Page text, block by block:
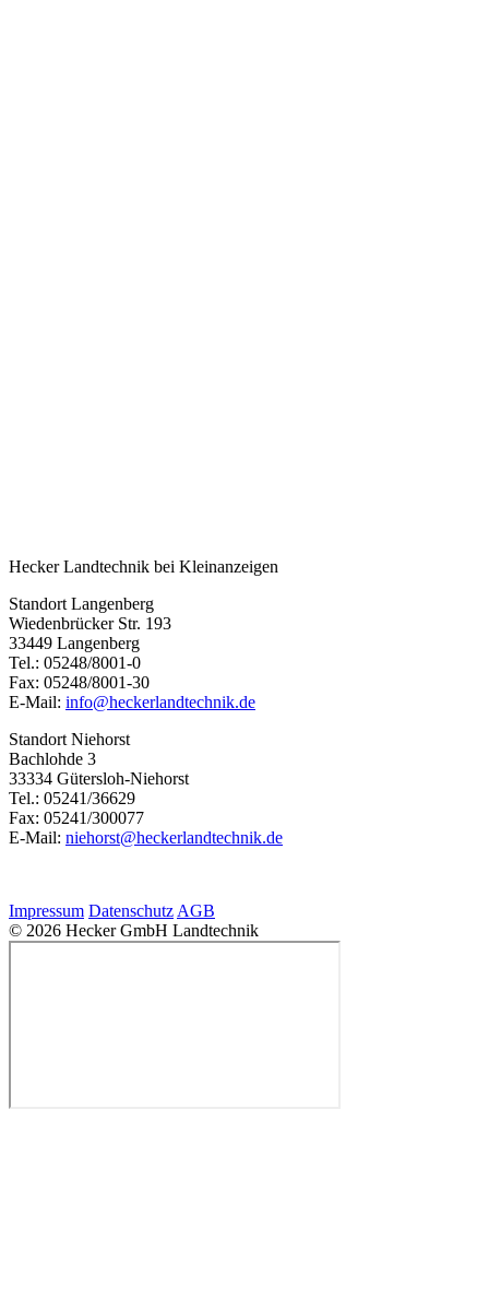
Hecker Landtechnik bei Kleinanzeigen
Standort Langenberg
Wiedenbrücker Str. 193
33449 Langenberg
Tel.: 05248/8001-0
Fax: 05248/8001-30
E-Mail: info@heckerlandtechnik.de
Standort Niehorst
Bachlohde 3
33334 Gütersloh-Niehorst
Tel.: 05241/36629
Fax: 05241/300077
E-Mail: niehorst@heckerlandtechnik.de
Impressum Datenschutz AGB
© 2026 Hecker GmbH Landtechnik